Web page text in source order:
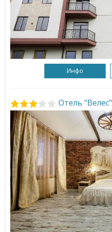
Инфо
Отель "Велес"